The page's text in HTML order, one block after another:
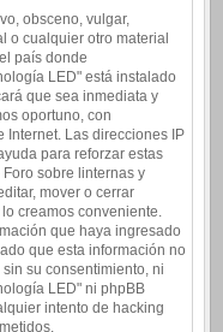
obsceno, vulgar,
o cualquier otro material
país donde
LED" está instalado
que sea inmediata y
oportuno, con
Internet. Las direcciones IP
para reforzar estas
sobre linternas y
mover o cerrar
creamos conveniente.
que haya ingresado
que esta información no
su consentimiento, ni
LED" ni phpBB
intento de hacking